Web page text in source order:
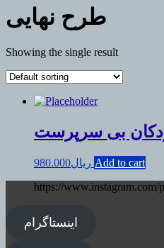
طرح نهایی
Showing the single result
بی سرپرست
ریال980.000
Add to cart
https://www.instagram.com/
اینستاگرام